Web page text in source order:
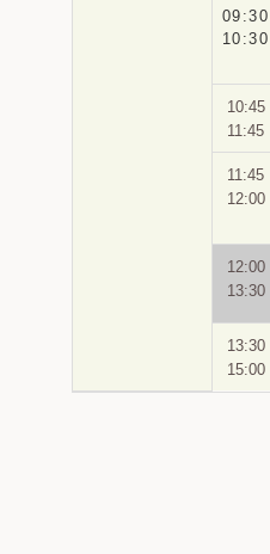
09:30
10:30
10:45
11:45
11:45
12:00
12:00
13:30
13:30
15:00